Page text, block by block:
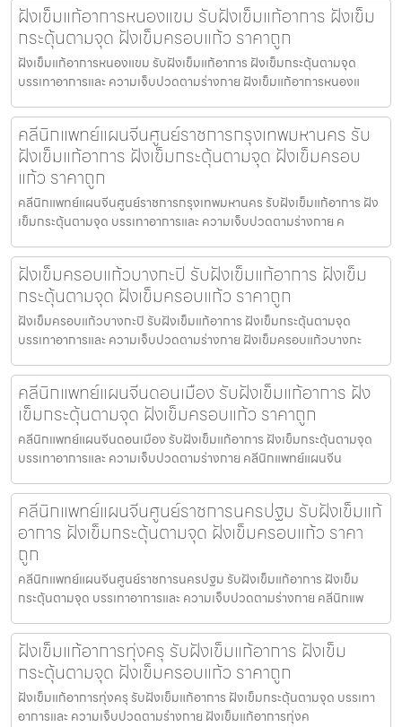
ฝังเข็มแก้อาการหนองแขม รับฝังเข็มแก้อาการ ฝังเข็ม
กระตุ้นตามจุด ฝังเข็มครอบแก้ว ราคาถูก
ฝังเข็มแก้อาการหนองแขม รับฝังเข็มแก้อาการ ฝังเข็มกระตุ้นตามจุด
บรรเทาอาการและ ความเจ็บปวดตามร่างกาย ฝังเข็มแก้อาการหนองแ
คลีนิกแพทย์แผนจีนศูนย์ราชการกรุงเทพมหานคร รับ
ฝังเข็มแก้อาการ ฝังเข็มกระตุ้นตามจุด ฝังเข็มครอบ
แก้ว ราคาถูก
คลีนิกแพทย์แผนจีนศูนย์ราชการกรุงเทพมหานคร รับฝังเข็มแก้อาการ ฝัง
เข็มกระตุ้นตามจุด บรรเทาอาการและ ความเจ็บปวดตามร่างกาย ค
ฝังเข็มครอบแก้วบางกะปิ รับฝังเข็มแก้อาการ ฝังเข็ม
กระตุ้นตามจุด ฝังเข็มครอบแก้ว ราคาถูก
ฝังเข็มครอบแก้วบางกะปิ รับฝังเข็มแก้อาการ ฝังเข็มกระตุ้นตามจุด
บรรเทาอาการและ ความเจ็บปวดตามร่างกาย ฝังเข็มครอบแก้วบางกะ
คลีนิกแพทย์แผนจีนดอนเมือง รับฝังเข็มแก้อาการ ฝัง
เข็มกระตุ้นตามจุด ฝังเข็มครอบแก้ว ราคาถูก
คลีนิกแพทย์แผนจีนดอนเมือง รับฝังเข็มแก้อาการ ฝังเข็มกระตุ้นตามจุด
บรรเทาอาการและ ความเจ็บปวดตามร่างกาย คลีนิกแพทย์แผนจีน
คลีนิกแพทย์แผนจีนศูนย์ราชการนครปฐม รับฝังเข็มแก้
อาการ ฝังเข็มกระตุ้นตามจุด ฝังเข็มครอบแก้ว ราคา
ถูก
คลีนิกแพทย์แผนจีนศูนย์ราชการนครปฐม รับฝังเข็มแก้อาการ ฝังเข็ม
กระตุ้นตามจุด บรรเทาอาการและ ความเจ็บปวดตามร่างกาย คลีนิกแพ
ฝังเข็มแก้อาการทุ่งครุ รับฝังเข็มแก้อาการ ฝังเข็ม
กระตุ้นตามจุด ฝังเข็มครอบแก้ว ราคาถูก
ฝังเข็มแก้อาการทุ่งครุ รับฝังเข็มแก้อาการ ฝังเข็มกระตุ้นตามจุด บรรเทา
อาการและ ความเจ็บปวดตามร่างกาย ฝังเข็มแก้อาการทุ่งค